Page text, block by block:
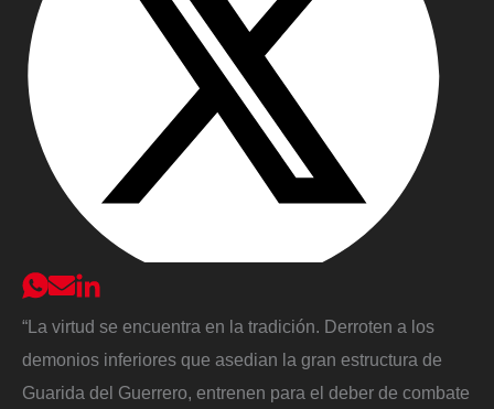
“La virtud se encuentra en la tradición. Derroten a los
demonios inferiores que asedian la gran estructura de
Guarida del Guerrero, entrenen para el deber de combate